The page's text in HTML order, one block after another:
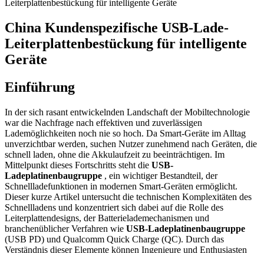
Leiterplattenbestückung für intelligente Geräte
China Kundenspezifische USB-Lade-
Leiterplattenbestückung für intelligente
Geräte
Einführung
In der sich rasant entwickelnden Landschaft der Mobiltechnologie
war die Nachfrage nach effektiven und zuverlässigen
Lademöglichkeiten noch nie so hoch. Da Smart-Geräte im Alltag
unverzichtbar werden, suchen Nutzer zunehmend nach Geräten, die
schnell laden, ohne die Akkulaufzeit zu beeinträchtigen. Im
Mittelpunkt dieses Fortschritts steht die USB-
Ladeplatinenbaugruppe , ein wichtiger Bestandteil, der
Schnellladefunktionen in modernen Smart-Geräten ermöglicht.
Dieser kurze Artikel untersucht die technischen Komplexitäten des
Schnellladens und konzentriert sich dabei auf die Rolle des
Leiterplattendesigns, der Batterielademechanismen und
branchenüblicher Verfahren wie USB-Ladeplatinenbaugruppe
(USB PD) und Qualcomm Quick Charge (QC). Durch das
Verständnis dieser Elemente können Ingenieure und Enthusiasten